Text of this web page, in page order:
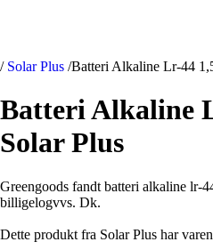
/ Solar Plus /Batteri Alkaline Lr-44
Batteri Alkaline
Solar Plus
Greengoods fandt batteri alkaline lr-
billigelogvvs. Dk.
Dette produkt fra Solar Plus har